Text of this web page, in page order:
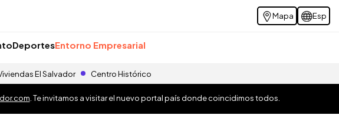
Mapa Esp
DeportesEntorno Empresarial
El Salvador Centro Histórico
. Te invitamos a visitar el nuevo portal país donde coincidimos todos.